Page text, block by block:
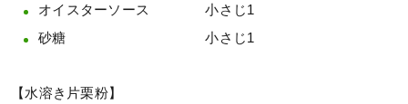
オイスターソース 小さじ1
砂糖 小さじ1
【水溶き片栗粉】